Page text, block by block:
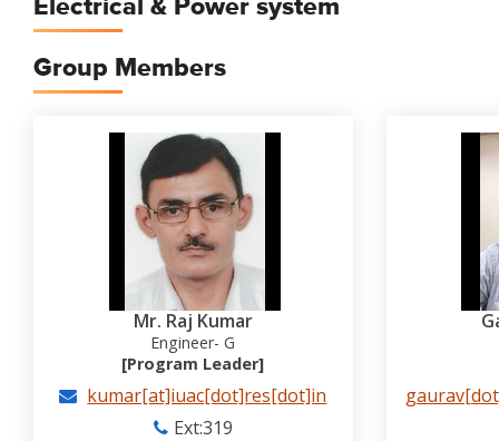
Electrical & Power system
Group Members
Mr. Raj Kumar
Engineer- G
[Program Leader]
kumar[at]iuac[dot]res[dot]in
Ext:319